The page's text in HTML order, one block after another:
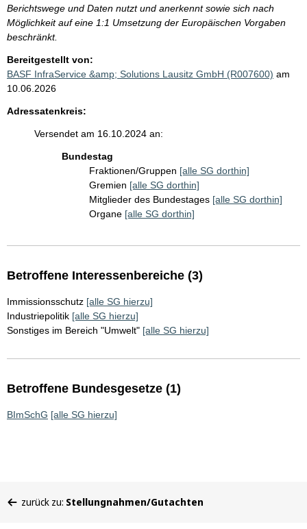
Berichtswege und Daten nutzt und anerkennt sowie sich nach
Möglichkeit auf eine 1:1 Umsetzung der Europäischen Vorgaben
beschränkt.
Bereitgestellt von:
BASF InfraService &amp; Solutions Lausitz GmbH (R007600) am
10.06.2026
Adressatenkreis:
Versendet am 16.10.2024 an:
Bundestag
Fraktionen/Gruppen [alle SG dorthin]
Gremien [alle SG dorthin]
Mitglieder des Bundestages [alle SG dorthin]
Organe [alle SG dorthin]
Betroffene Interessenbereiche (3)
Immissionsschutz [alle SG hierzu]
Industriepolitik [alle SG hierzu]
Sonstiges im Bereich "Umwelt" [alle SG hierzu]
Betroffene Bundesgesetze (1)
BImSchG [alle SG hierzu]
befinden
zurück zu: Stellungnahmen/Gutachten